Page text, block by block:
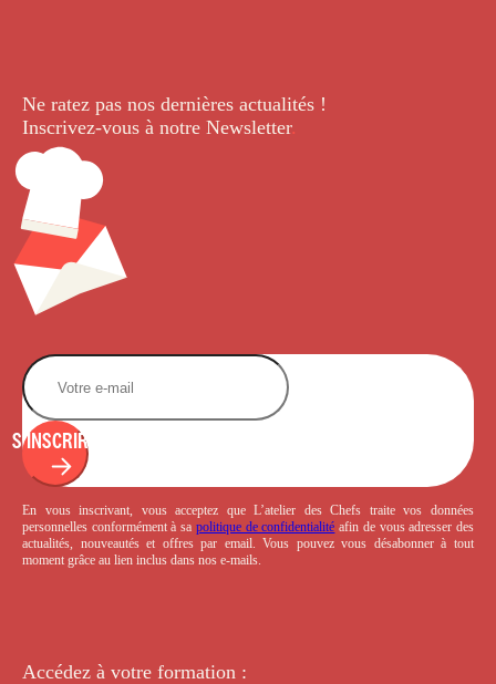
Ne ratez pas nos dernières actualités !
Inscrivez-vous à notre Newsletter.
S'INSCRIRE
En vous inscrivant, vous acceptez que L’atelier des Chefs traite vos données
personnelles conformément à sa politique de confidentialité afin de vous adresser des
actualités, nouveautés et offres par email. Vous pouvez vous désabonner à tout
moment grâce au lien inclus dans nos e-mails.
Accédez à votre formation :